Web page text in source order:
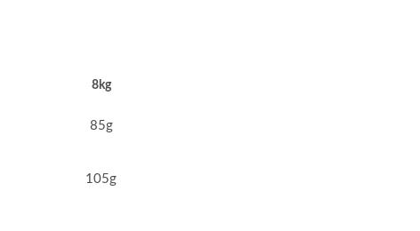
8kg
85g
105g